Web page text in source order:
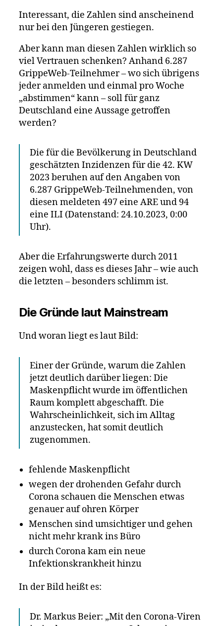
Interessant, die Zahlen sind anscheinend
nur bei den Jüngeren gestiegen.
Aber kann man diesen Zahlen wirklich so
viel Vertrauen schenken? Anhand 6.287
GrippeWeb-Teilnehmer – wo sich übrigens
jeder anmelden und einmal pro Woche
„abstimmen“ kann – soll für ganz
Deutschland eine Aussage getroffen
werden?
Die für die Bevölkerung in Deutschland
geschätzten Inzidenzen für die 42. KW
2023 beruhen auf den Angaben von
6.287 GrippeWeb-Teilnehmenden, von
diesen meldeten 497 eine ARE und 94
eine ILI (Datenstand: 24.10.2023, 0:00
Uhr).
Aber die Erfahrungswerte durch 2011
zeigen wohl, dass es dieses Jahr – wie auch
die letzten – besonders schlimm ist.
Die Gründe laut Mainstream
Und woran liegt es laut Bild:
Einer der Gründe, warum die Zahlen
jetzt deutlich darüber liegen: Die
Maskenpflicht wurde im öffentlichen
Raum komplett abgeschafft. Die
Wahrscheinlichkeit, sich im Alltag
anzustecken, hat somit deutlich
zugenommen.
fehlende Maskenpflicht
wegen der drohenden Gefahr durch
Corona schauen die Menschen etwas
genauer auf ohren Körper
Menschen sind umsichtiger und gehen
nicht mehr krank ins Büro
durch Corona kam ein neue
Infektionskrankheit hinzu
In der Bild heißt es:
Dr. Markus Beier: „Mit den Corona-Viren